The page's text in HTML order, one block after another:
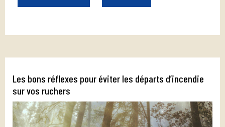
Les bons réflexes pour éviter les départs d’incendie
sur vos ruchers